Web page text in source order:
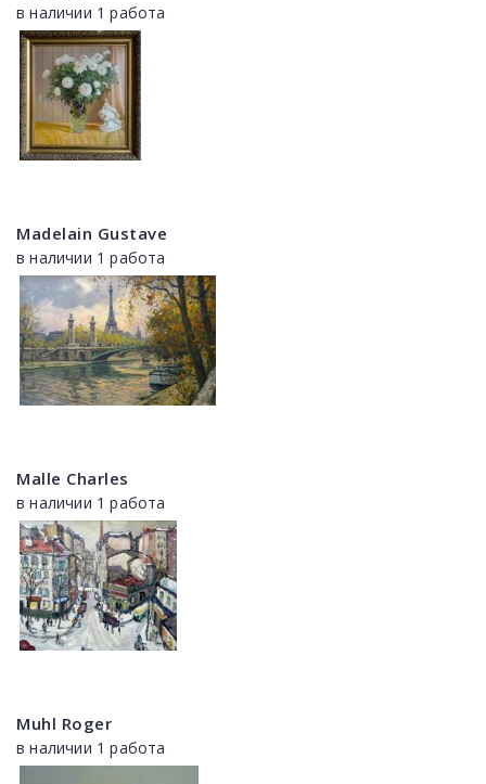
в наличии 1 работа
Madelain Gustave
в наличии 1 работа
Malle Charles
в наличии 1 работа
Muhl Roger
в наличии 1 работа